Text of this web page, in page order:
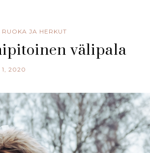
RUOKA JA HERKUT
välipala
1, 2020